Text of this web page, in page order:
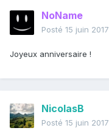
NoName
Posté 15 juin 2017
Joyeux anniversaire !
NicolasB
Posté 15 juin 2017